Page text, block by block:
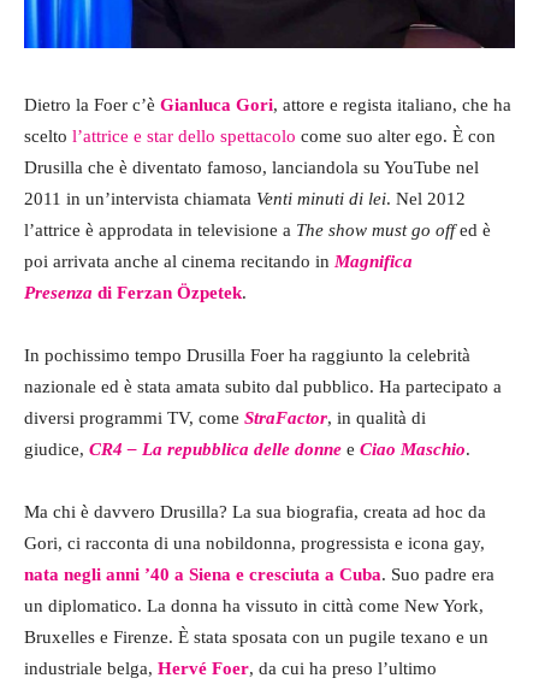
Dietro la Foer c’è Gianluca Gori, attore e regista italiano, che ha
scelto l’attrice e star dello spettacolo come suo alter ego. È con
Drusilla che è diventato famoso, lanciandola su YouTube nel
2011 in un’intervista chiamata Venti minuti di lei. Nel 2012
l’attrice è approdata in televisione a The show must go offed è
poi arrivata anche al cinema recitando in Magnifica
Presenza di Ferzan Özpetek.
In pochissimo tempo Drusilla Foer ha raggiunto la celebrità
nazionale ed è stata amata subito dal pubblico. Ha partecipato a
diversi programmi TV, come StraFactor, in qualità di
giudice, CR4 – La repubblica delle donne e Ciao Maschio.
Ma chi è davvero Drusilla? La sua biografia, creata ad hoc da
Gori, ci racconta di una nobildonna, progressista e icona gay,
nata negli anni ’40 a Siena e cresciuta a Cuba. Suo padre era
un diplomatico. La donna ha vissuto in città come New York,
Bruxelles e Firenze. È stata sposata con un pugile texano e un
industriale belga, Hervé Foer, da cui ha preso l’ultimo